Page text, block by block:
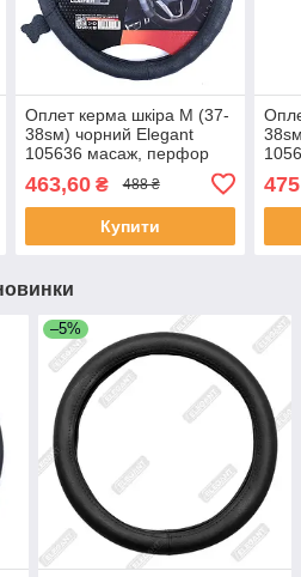
Оплет керма шкіра М (37-
38sм) чорний Elegant
105636 масаж, перфор
463,60₴ 488 ₴
Купити
–5%